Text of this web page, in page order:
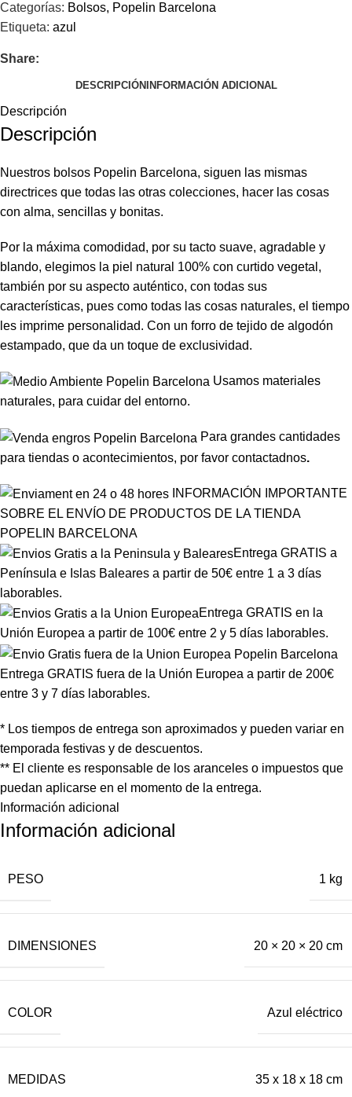
Categorías: Bolsos, Popelin Barcelona
Etiqueta: azul
Share:
DESCRIPCIÓNINFORMACIÓN ADICIONAL
Descripción
Descripción
Nuestros bolsos Popelin Barcelona, siguen las mismas
directrices que todas las otras colecciones, hacer las cosas
con alma, sencillas y bonitas.
Por la máxima comodidad, por su tacto suave, agradable y
blando, elegimos la piel natural 100% con curtido vegetal,
también por su aspecto auténtico, con todas sus
características, pues como todas las cosas naturales, el tiempo
les imprime personalidad. Con un forro de tejido de algodón
estampado, que da un toque de exclusividad.
Usamos materiales
naturales, para cuidar del entorno.
Para grandes cantidades
para tiendas o acontecimientos, por favor contactadnos.
INFORMACIÓN IMPORTANTE
SOBRE EL ENVÍO DE PRODUCTOS DE LA TIENDA
POPELIN BARCELONA
Entrega GRATIS a
Península e Islas Baleares a partir de 50€ entre 1 a 3 días
laborables.
Entrega GRATIS en la
Unión Europea a partir de 100€ entre 2 y 5 días laborables.
Entrega GRATIS fuera de la Unión Europea a partir de 200€
entre 3 y 7 días laborables.
* Los tiempos de entrega son aproximados y pueden variar en
temporada festivas y de descuentos.
** El cliente es responsable de los aranceles o impuestos que
puedan aplicarse en el momento de la entrega.
Información adicional
Información adicional
PESO 1 kg
DIMENSIONES 20 × 20 × 20 cm
COLOR Azul eléctrico
MEDIDAS 35 x 18 x 18 cm